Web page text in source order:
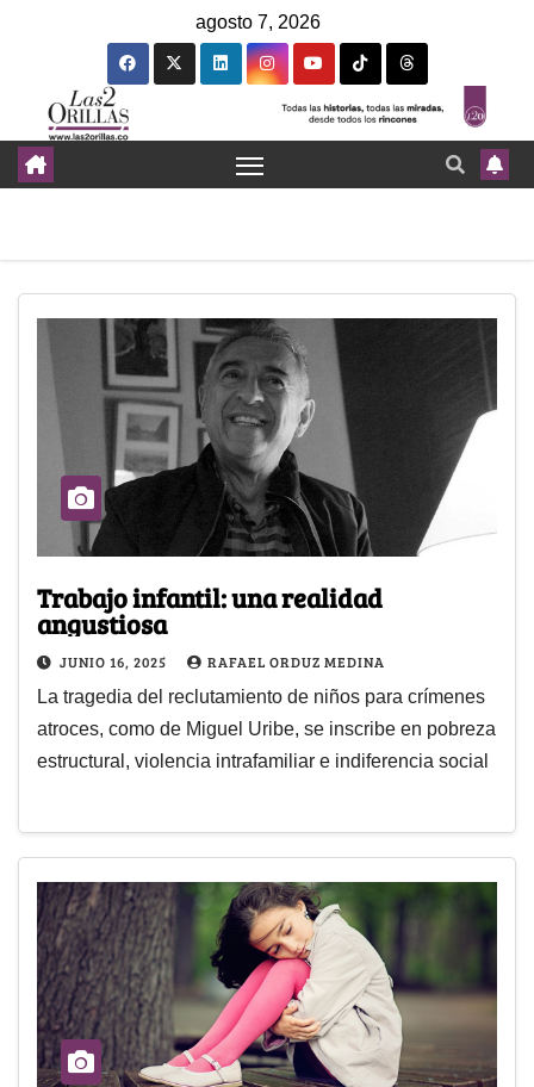
agosto 7, 2026
Trabajo infantil: una realidad
angustiosa
JUNIO 16, 2025 RAFAEL ORDUZ MEDINA
La tragedia del reclutamiento de niños para crímenes
atroces, como de Miguel Uribe, se inscribe en pobreza
estructural, violencia intrafamiliar e indiferencia social